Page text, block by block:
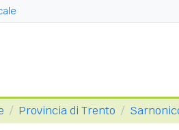
Provincia di Trento